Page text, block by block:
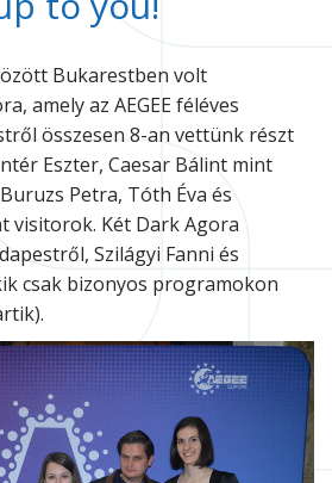
Bukarestben volt
amely az AEGEE féléves
összesen 8-an vettünk részt
Eszter, Caesar Bálint mint
Petra, Tóth Éva és
visitorok. Két Dark Agora
Szilágyi Fanni és
csak bizonyos programokon